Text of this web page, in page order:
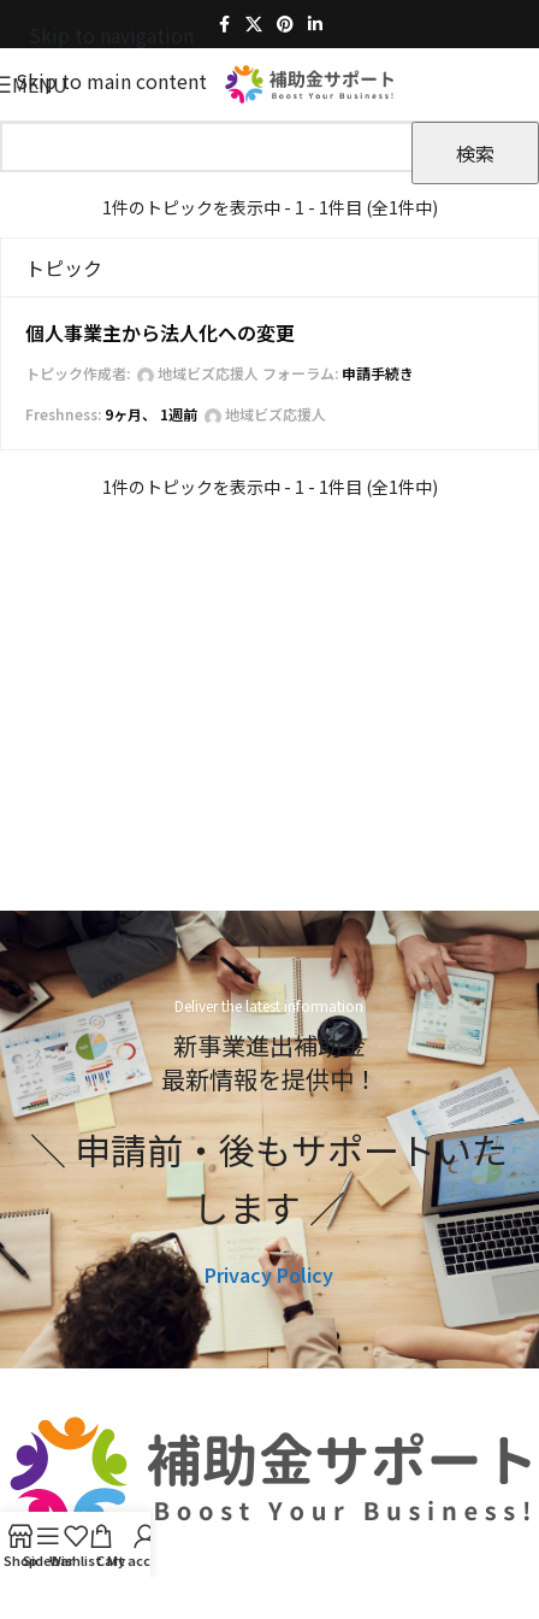
Skip to main content
MENU
1件のトピックを表示中 - 1 - 1件目 (全1件中)
トピック
個人事業主から法人化への変更
トピック作成者: 地域ビズ応援人 フォーラム: 申請手続き
9ヶ月、 1週前
地域ビズ応援人
1件のトピックを表示中 - 1 - 1件目 (全1件中)
Deliver the latest information
新事業進出補助金
最新情報を提供中！
＼ 申請前・後もサポートいた
します ／
Privacy Policy
ShopSidebarWishlistCart
My account